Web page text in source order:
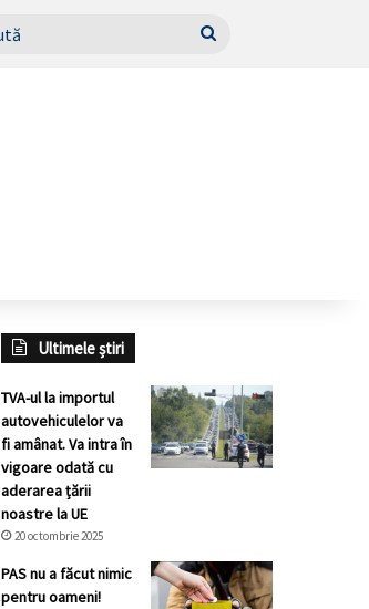
Caută
Ultimele știri
TVA-ul la importul
autovehiculelor va
fi amânat. Va intra în
vigoare odată cu
aderarea țării
noastre la UE
20 octombrie 2025
PAS nu a făcut nimic
pentru oameni!